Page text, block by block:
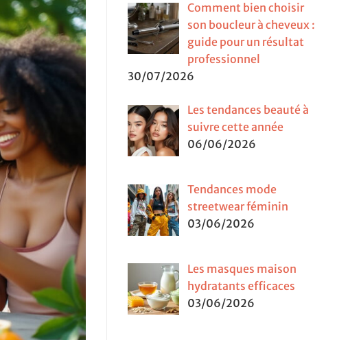
Comment bien choisir
son boucleur à cheveux :
guide pour un résultat
professionnel
30/07/2026
Les tendances beauté à
suivre cette année
06/06/2026
Tendances mode
streetwear féminin
03/06/2026
Les masques maison
hydratants efficaces
03/06/2026